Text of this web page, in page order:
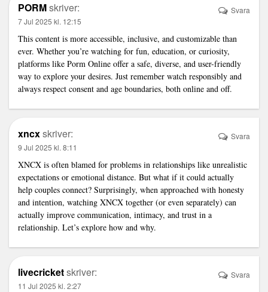
PORMskriver:
7 Jul 2025 kl. 12:15
This content is more accessible, inclusive, and customizable than
ever. Whether you’re watching for fun, education, or curiosity,
platforms like Porm Online offer a safe, diverse, and user-friendly
way to explore your desires. Just remember watch responsibly and
always respect consent and age boundaries, both online and off.
Svara
xncxskriver:
9 Jul 2025 kl. 8:11
XNCX is often blamed for problems in relationships like unrealistic
expectations or emotional distance. But what if it could actually
help couples connect? Surprisingly, when approached with honesty
and intention, watching XNCX together (or even separately) can
actually improve communication, intimacy, and trust in a
relationship. Let’s explore how and why.
Svara
livecricketskriver:
11 Jul 2025 kl. 2:27
Svara